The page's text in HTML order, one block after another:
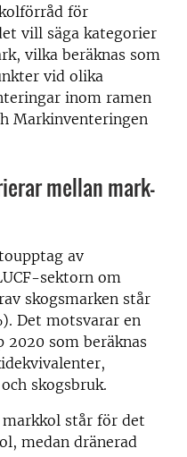
för
vill säga kategorier
vilka beräknas som
vid olika
inom ramen
Markinventeringen
mellan mark-
av
sektorn om
skogsmarken står
Det motsvarar en
2020 som beräknas
skogsbruk.
markkol står för det
medan dränerad